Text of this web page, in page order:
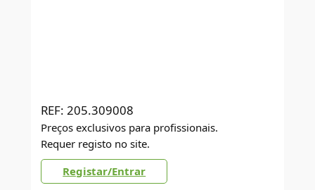
REF: 205.309008
Preços exclusivos para profissionais.
Requer registo no site.
Registar/Entrar